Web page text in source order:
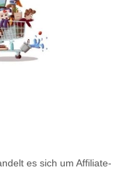
es sich um Affiliate-